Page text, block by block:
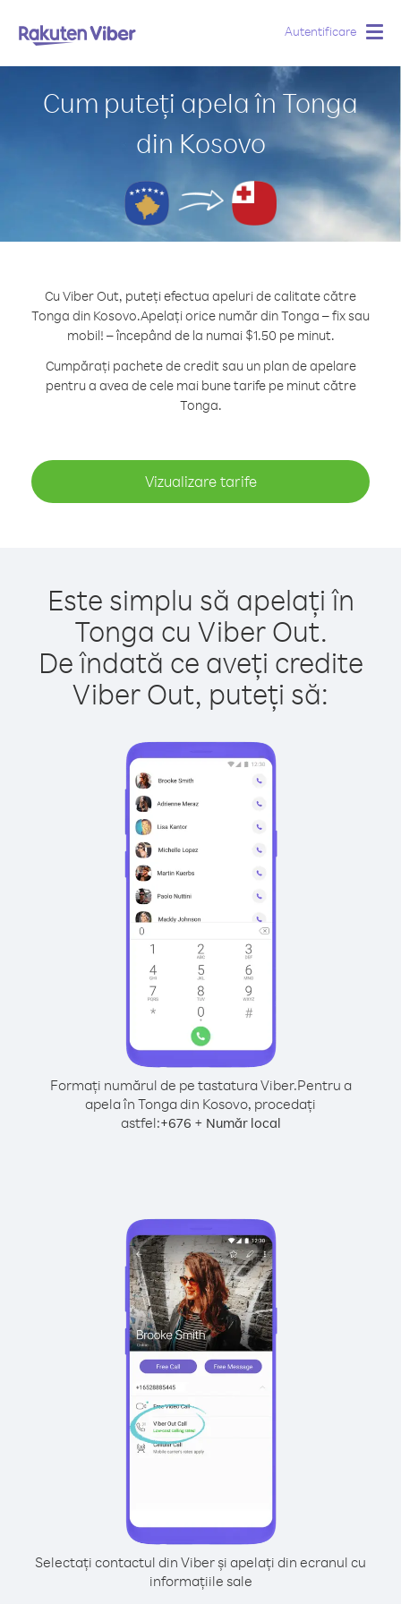
Autentificare
Cum puteți apela în Tonga
din Kosovo
Cu Viber Out, puteți efectua apeluri de calitate către
Tonga din Kosovo.Apelați orice număr din Tonga – fix sau
mobil! – începând de la numai $1.50 pe minut.
Cumpărați pachete de credit sau un plan de apelare
pentru a avea de cele mai bune tarife pe minut către
Tonga.
Vizualizare tarife
Este simplu să apelați în
Tonga cu Viber Out.
De îndată ce aveți credite
Viber Out, puteți să:
Formați numărul de pe tastatura Viber.Pentru a
apela în Tonga din Kosovo, procedați
astfel:+676 + Număr local
Selectați contactul din Viber și apelați din ecranul cu
informațiile sale